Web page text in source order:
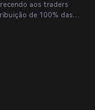
aos traders
de 100% das